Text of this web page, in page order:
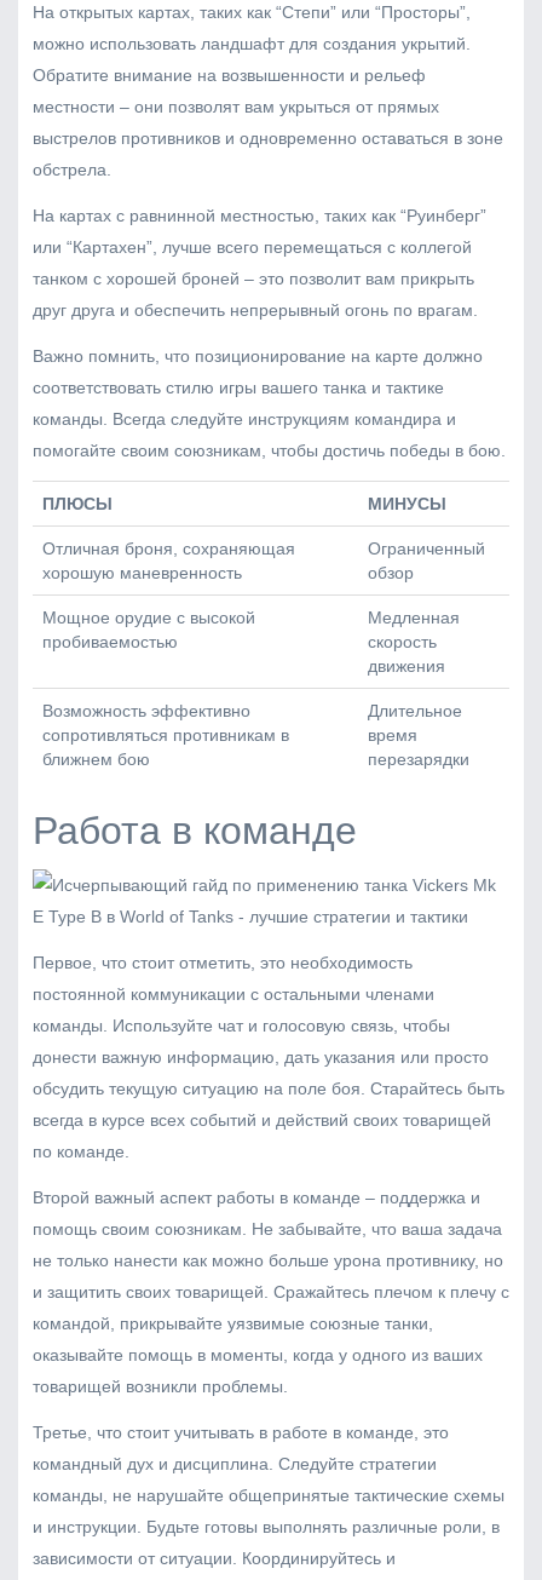
На открытых картах, таких как “Степи” или “Просторы”,
можно использовать ландшафт для создания укрытий.
Обратите внимание на возвышенности и рельеф
местности – они позволят вам укрыться от прямых
выстрелов противников и одновременно оставаться в зоне
обстрела.
На картах с равнинной местностью, таких как “Руинберг”
или “Картахен”, лучше всего перемещаться с коллегой
танком с хорошей броней – это позволит вам прикрыть
друг друга и обеспечить непрерывный огонь по врагам.
Важно помнить, что позиционирование на карте должно
соответствовать стилю игры вашего танка и тактике
команды. Всегда следуйте инструкциям командира и
помогайте своим союзникам, чтобы достичь победы в бою.
ПЛЮСЫ МИНУСЫ
Отличная броня, сохраняющая
хорошую маневренность
Ограниченный
обзор
Мощное орудие с высокой
пробиваемостью
Медленная
скорость
движения
Возможность эффективно
сопротивляться противникам в
ближнем бою
Длительное
время
перезарядки
Работа в команде
Первое, что стоит отметить, это необходимость
постоянной коммуникации с остальными членами
команды. Используйте чат и голосовую связь, чтобы
донести важную информацию, дать указания или просто
обсудить текущую ситуацию на поле боя. Старайтесь быть
всегда в курсе всех событий и действий своих товарищей
по команде.
Второй важный аспект работы в команде – поддержка и
помощь своим союзникам. Не забывайте, что ваша задача
не только нанести как можно больше урона противнику, но
и защитить своих товарищей. Сражайтесь плечом к плечу с
командой, прикрывайте уязвимые союзные танки,
оказывайте помощь в моменты, когда у одного из ваших
товарищей возникли проблемы.
Третье, что стоит учитывать в работе в команде, это
командный дух и дисциплина. Следуйте стратегии
команды, не нарушайте общепринятые тактические схемы
и инструкции. Будьте готовы выполнять различные роли, в
зависимости от ситуации. Координируйтесь и